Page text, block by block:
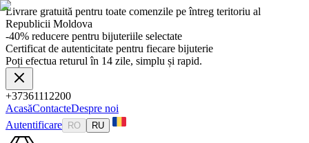
Livrare gratuită pentru toate comenzile pe întreg teritoriu al
Republicii Moldova
-40% reducere pentru bijuteriile selectate
Certificat de autenticitate pentru fiecare bijuterie
Poți efectua returul în 14 zile, simplu și rapid.
+37361112200
AcasăContacteDespre noi
Autentificare
RO RU